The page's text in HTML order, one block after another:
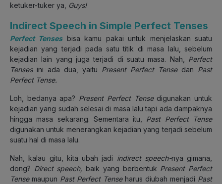
ketuker-tuker ya,
Guys!
Indirect Speech in Simple Perfect Tenses
Perfect Tensesbisa kamu pakai untuk menjelaskan suatu
kejadian yang terjadi pada satu titik di masa lalu, sebelum
kejadian lain yang juga terjadi di suatu masa. Nah, Perfect
Tenses ini ada dua, yaitu Present Perfect Tense dan Past
Perfect Tense.
Loh, bedanya apa? Present Perfect Tense digunakan untuk
kejadian yang sudah selesai di masa lalu tapi ada dampaknya
hingga masa sekarang. Sementara itu, Past Perfect Tense
digunakan untuk menerangkan kejadian yang terjadi sebelum
suatu hal di masa lalu.
Nah, kalau gitu, kita ubah jadi indirect speech-nya gimana,
dong? Direct speech, baik yang berbentuk Present Perfect
Tense maupun Past Perfect Tenseharus diubah menjadi Past